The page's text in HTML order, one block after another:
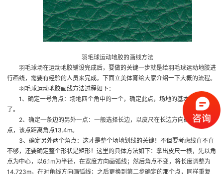
羽毛球运动地胶的画线方法
羽毛球场在运动地胶铺设完成后，要做的关键一步就是给羽毛球运动地胶进
行画线，需要有经验的人员来完成。下面立美体育给大家介绍一下大概的流程。
羽毛球运动地胶画线方法过程如下：
1、确定一号角点：场地四个角中的一个，确定此点，场地的基本位置就定
了。
2、确定一条边的另外一点：一般选择长边，以皮尺在长边方向确定一个
点，该点距离角点13.4m。
3、确定另外两个角点：这才是整个场地划线的关键！不但要考虑线直不直
不够，还要确定整个形状是矩形！这里的具体方法如下：拿出皮尺一根，先以角
点为中心，以6.1m为半径，在宽度方向画弧线；然后角点不变，将长度调整为
14.723m，在对角线方向画弧线；之后更换到第二步确定的那个点，同样重复